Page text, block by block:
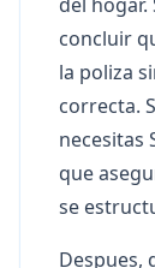
concluir
la poliza
correcta.
necesitas
que
se
Despues,